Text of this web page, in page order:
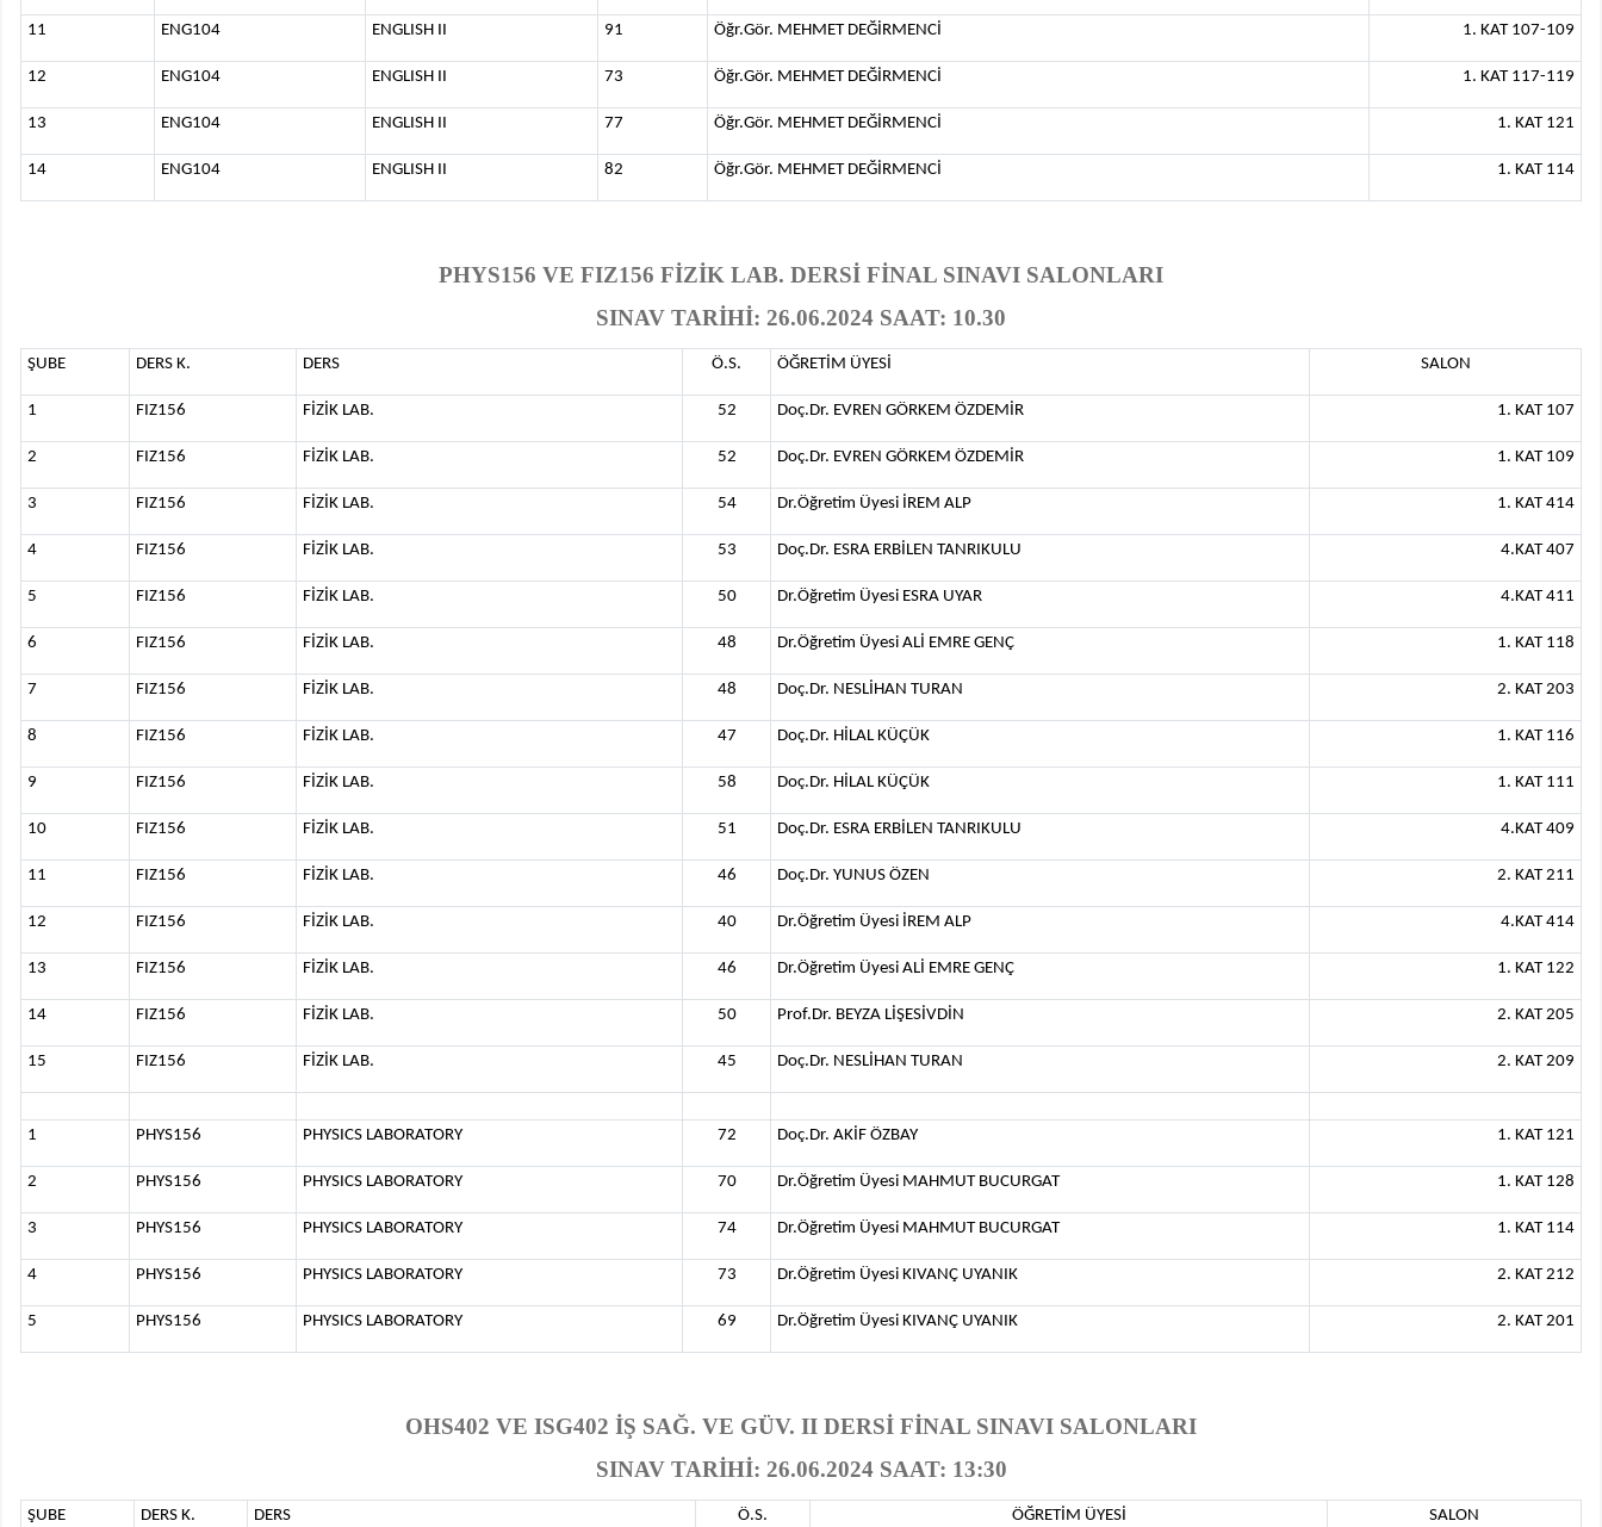
11 ENG104 ENGLISH II 91 Öğr.Gör. MEHMET DEĞİRMENCİ 1. KAT 107-109
12 ENG104 ENGLISH II 73 Öğr.Gör. MEHMET DEĞİRMENCİ 1. KAT 117-119
13 ENG104 ENGLISH II 77 Öğr.Gör. MEHMET DEĞİRMENCİ 1. KAT 121
14 ENG104 ENGLISH II 82 Öğr.Gör. MEHMET DEĞİRMENCİ 1. KAT 114
PHYS156 VE FIZ156 FİZİK LAB. DERSİ FİNAL SINAVI SALONLARI
SINAV TARİHİ: 26.06.2024 SAAT: 10.30
ŞUBE DERS K. DERS Ö.S. ÖĞRETİM ÜYESİ SALON
1 FIZ156 FİZİK LAB. 52 Doç.Dr. EVREN GÖRKEM ÖZDEMİR 1. KAT 107
2 FIZ156 FİZİK LAB. 52 Doç.Dr. EVREN GÖRKEM ÖZDEMİR 1. KAT 109
3 FIZ156 FİZİK LAB. 54 Dr.Öğretim Üyesi İREM ALP 1. KAT 414
4 FIZ156 FİZİK LAB. 53 Doç.Dr. ESRA ERBİLEN TANRIKULU 4.KAT 407
5 FIZ156 FİZİK LAB. 50 Dr.Öğretim Üyesi ESRA UYAR 4.KAT 411
6 FIZ156 FİZİK LAB. 48 Dr.Öğretim Üyesi ALİ EMRE GENÇ 1. KAT 118
7 FIZ156 FİZİK LAB. 48 Doç.Dr. NESLİHAN TURAN 2. KAT 203
8 FIZ156 FİZİK LAB. 47 Doç.Dr. HİLAL KÜÇÜK 1. KAT 116
9 FIZ156 FİZİK LAB. 58 Doç.Dr. HİLAL KÜÇÜK 1. KAT 111
10 FIZ156 FİZİK LAB. 51 Doç.Dr. ESRA ERBİLEN TANRIKULU 4.KAT 409
11 FIZ156 FİZİK LAB. 46 Doç.Dr. YUNUS ÖZEN 2. KAT 211
12 FIZ156 FİZİK LAB. 40 Dr.Öğretim Üyesi İREM ALP 4.KAT 414
13 FIZ156 FİZİK LAB. 46 Dr.Öğretim Üyesi ALİ EMRE GENÇ 1. KAT 122
14 FIZ156 FİZİK LAB. 50 Prof.Dr. BEYZA LİŞESİVDİN 2. KAT 205
15 FIZ156 FİZİK LAB. 45 Doç.Dr. NESLİHAN TURAN 2. KAT 209
1 PHYS156 PHYSICS LABORATORY 72 Doç.Dr. AKİF ÖZBAY 1. KAT 121
2 PHYS156 PHYSICS LABORATORY 70 Dr.Öğretim Üyesi MAHMUT BUCURGAT 1. KAT 128
3 PHYS156 PHYSICS LABORATORY 74 Dr.Öğretim Üyesi MAHMUT BUCURGAT 1. KAT 114
4 PHYS156 PHYSICS LABORATORY 73 Dr.Öğretim Üyesi KIVANÇ UYANIK 2. KAT 212
5 PHYS156 PHYSICS LABORATORY 69 Dr.Öğretim Üyesi KIVANÇ UYANIK 2. KAT 201
OHS402 VE ISG402 İŞ SAĞ. VE GÜV. II DERSİ FİNAL SINAVI SALONLARI
SINAV TARİHİ: 26.06.2024 SAAT: 13:30
ŞUBE DERS K. DERS Ö.S. ÖĞRETİM ÜYESİ SALON